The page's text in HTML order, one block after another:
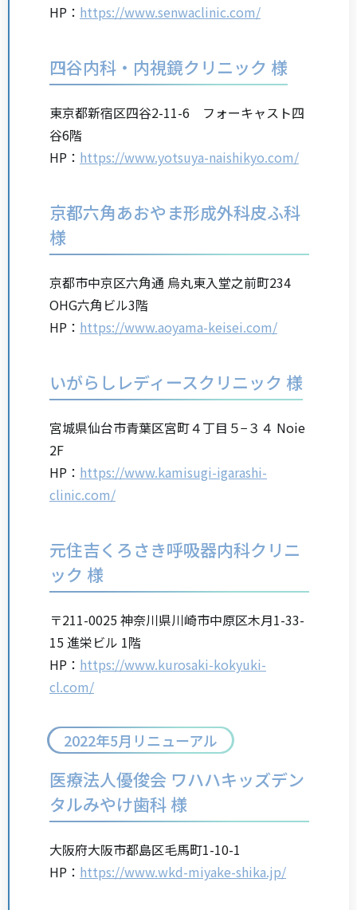
HP： https://www.senwaclinic.com/
四谷内科・内視鏡クリニック 様
東京都新宿区四谷2-11-6 フォーキャスト四
谷6階
HP： https://www.yotsuya-naishikyo.com/
京都六角あおやま形成外科皮ふ科
様
京都市中京区六角通 烏丸東入堂之前町234
OHG六角ビル3階
HP： https://www.aoyama-keisei.com/
いがらしレディースクリニック 様
宮城県仙台市青葉区宮町４丁目５−３４ Noie
2F
HP： https://www.kamisugi-igarashi-
clinic.com/
元住吉くろさき呼吸器内科クリニ
ック 様
〒211-0025 神奈川県川崎市中原区木月1-33-
15 進栄ビル 1階
HP： https://www.kurosaki-kokyuki-
cl.com/
2022年5月リニューアル
医療法人優俊会 ワハハキッズデン
タルみやけ歯科 様
大阪府大阪市都島区毛馬町1-10-1
HP： https://www.wkd-miyake-shika.jp/